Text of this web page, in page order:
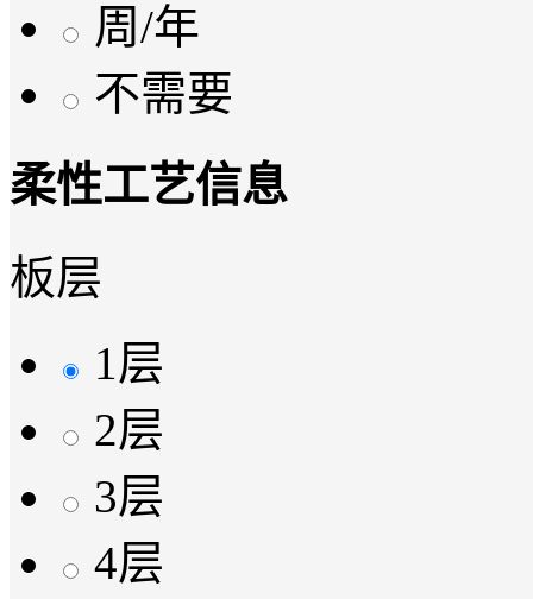
周/年
不需要
柔性工艺信息
板层
1层
2层
3层
4层